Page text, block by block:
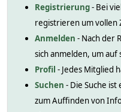
Registrierung- Bei
registrieren um vollen
Anmelden - Nach der
sich anmelden, um
Profil - Jedes Mitglied
Suchen - Die Suche
zum Auffinden von